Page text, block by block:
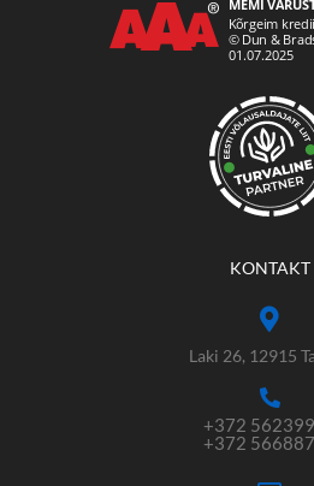
KONTAKT
Laki 26, 12915
+372
+372